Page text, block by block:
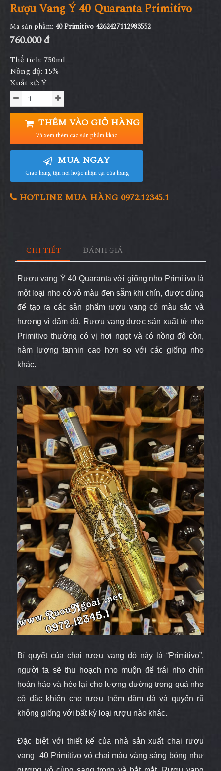
Rượu Vang Ý 40 Quaranta Primitivo
Mã sản phẩm: 40 Primitivo 4262427112983552
760.000 đ
Thể tích: 750ml
Nồng độ: 15%
Xuất xứ: Ý
THÊM VÀO GIỎ HÀNG
Và xem thêm các sản phẩm khác
MUA NGAY
Giao hàng tận nơi hoặc nhận tại cửa hàng
HOTLINE MUA HÀNG 0972.12345.1
CHI TIẾT ĐÁNH GIÁ
Rượu vang Ý 40 Quaranta với giống nho Primitivo là
một loại nho có vỏ màu đen sẫm khi chín, được dùng
để tạo ra các sản phẩm rượu vang có màu sắc và
hương vị đậm đà. Rượu vang được sản xuất từ nho
Primitivo thường có vị hơi ngọt và có nồng độ cồn,
hàm lượng tannin cao hơn so với các giống nho
khác.
Bí quyết của chai rượu vang đỏ này là “Primitivo”,
người ta sẽ thu hoạch nho muộn để trái nho chín
hoàn hảo và héo lại cho lượng đường trong quả nho
cô đặc khiến cho rượu thêm đậm đà và quyến rũ
không giống với bất kỳ loại rượu nào khác.
Đặc biệt với thiết kế của nhà sản xuất chai rượu
vang 40 Primitivo vỏ chai màu vàng sáng bóng như